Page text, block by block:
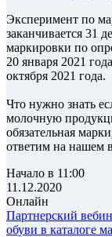
Эксперимент по
заканчивается 31
маркировки по
20 января 2021
октября 2021 года.
Что нужно знать
молочную
обязательная
ответим на нашем
Начало в 11:00
11.12.2020
Онлайн
Партнерский
обуви в каталоге